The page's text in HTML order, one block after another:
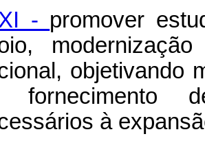
- promover
objetivando
fornecimento
à